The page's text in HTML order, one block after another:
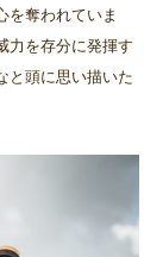
を奪われていま
力を存分に発揮す
と頭に思い描いた